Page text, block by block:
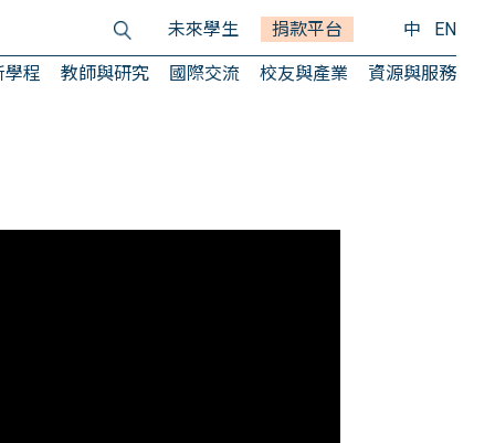
學程 教師與研究 國際交流 校友與產業 資源與服務
未來學生 捐款平台 中 EN